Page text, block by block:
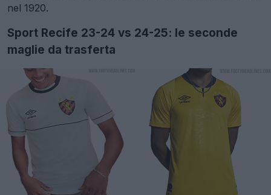
nel 1920.
Sport Recife 23-24 vs 24-25: le seconde
maglie da trasferta